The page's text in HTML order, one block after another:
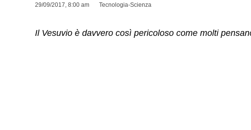
29/09/2017, 8:00 am
Tecnologia-Scienza
Il Vesuvio è davvero così pericoloso come molti